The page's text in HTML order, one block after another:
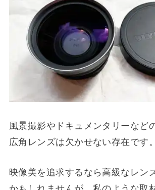
風景撮影やドキュメンタリーなど
広角レンズは欠かせない存在です。
映像美を追求するなら高級なレン